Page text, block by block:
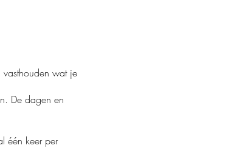
vasthouden wat je
De dagen en
één keer per